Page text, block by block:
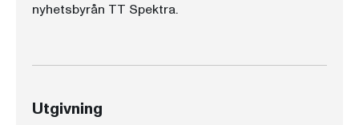
nyhetsbyrån TT Spektra.
Utgivning